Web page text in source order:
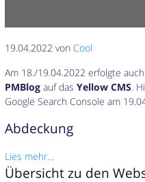
19.04.2022 vonCool
Am 18./19.04.2022 erfolgte
PMBlog auf dasYellow CMS .
Google Search Console am
Abdeckung
Lies mehr…
Übersicht zu den